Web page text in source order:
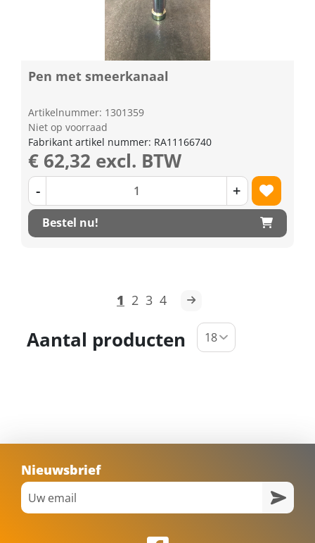
Pen met smeerkanaal
Artikelnummer: 1301359
Niet op voorraad
Fabrikant artikel nummer: RA11166740
€ 62,32 excl. BTW
- +
Bestel nu!
1 2 3 4
Aantal producten
Nieuwsbrief